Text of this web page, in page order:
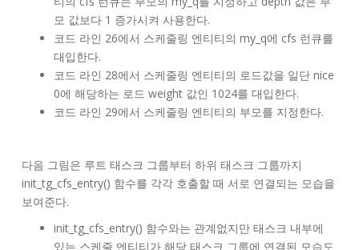
모 값보다 1 증가시켜 사용한다.
코드 라인 26에서 스케줄링 엔티티의 my_q에 cfs 런큐를
대입한다.
코드 라인 28에서 스케줄링 엔티티의 로드값을 일단 nice
0에 해당하는 로드 weight 값인 1024를 대입한다.
코드 라인 29에서 스케줄링 엔티티의 부모를 지정한다.
다음 그림은 루트 태스크 그룹부터 하위 태스크 그룹까지
init_tg_cfs_entry() 함수를 각각 호출할 때 서로 연결되는 모습을
보여준다.
init_tg_cfs_entry() 함수와는 관계없지만 태스크 내부에
있는 스케줄 엔티티가 해당 태스크 그룹에 연결된 모습도